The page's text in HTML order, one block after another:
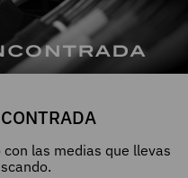
las medias que llevas